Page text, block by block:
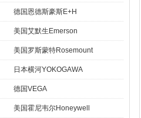
德国恩德斯豪斯E+H
美国艾默生Emerson
美国罗斯蒙特Rosemount
日本横河YOKOGAWA
德国VEGA
美国霍尼韦尔Honeywell